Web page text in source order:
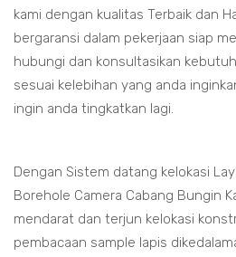
kami dengan kualitas Terbaik dan
bergaransi dalam pekerjaan siap
hubungi dan konsultasikan
sesuai kelebihan yang anda
ingin anda tingkatkan lagi.
Dengan Sistem datang kelokasi
Borehole Camera Cabang Bungin
mendarat dan terjun kelokasi
pembacaan sample lapis